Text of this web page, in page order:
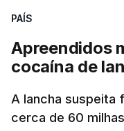
PAÍS
Apreendidos
cocaína de
A lancha suspeita
cerca de 60